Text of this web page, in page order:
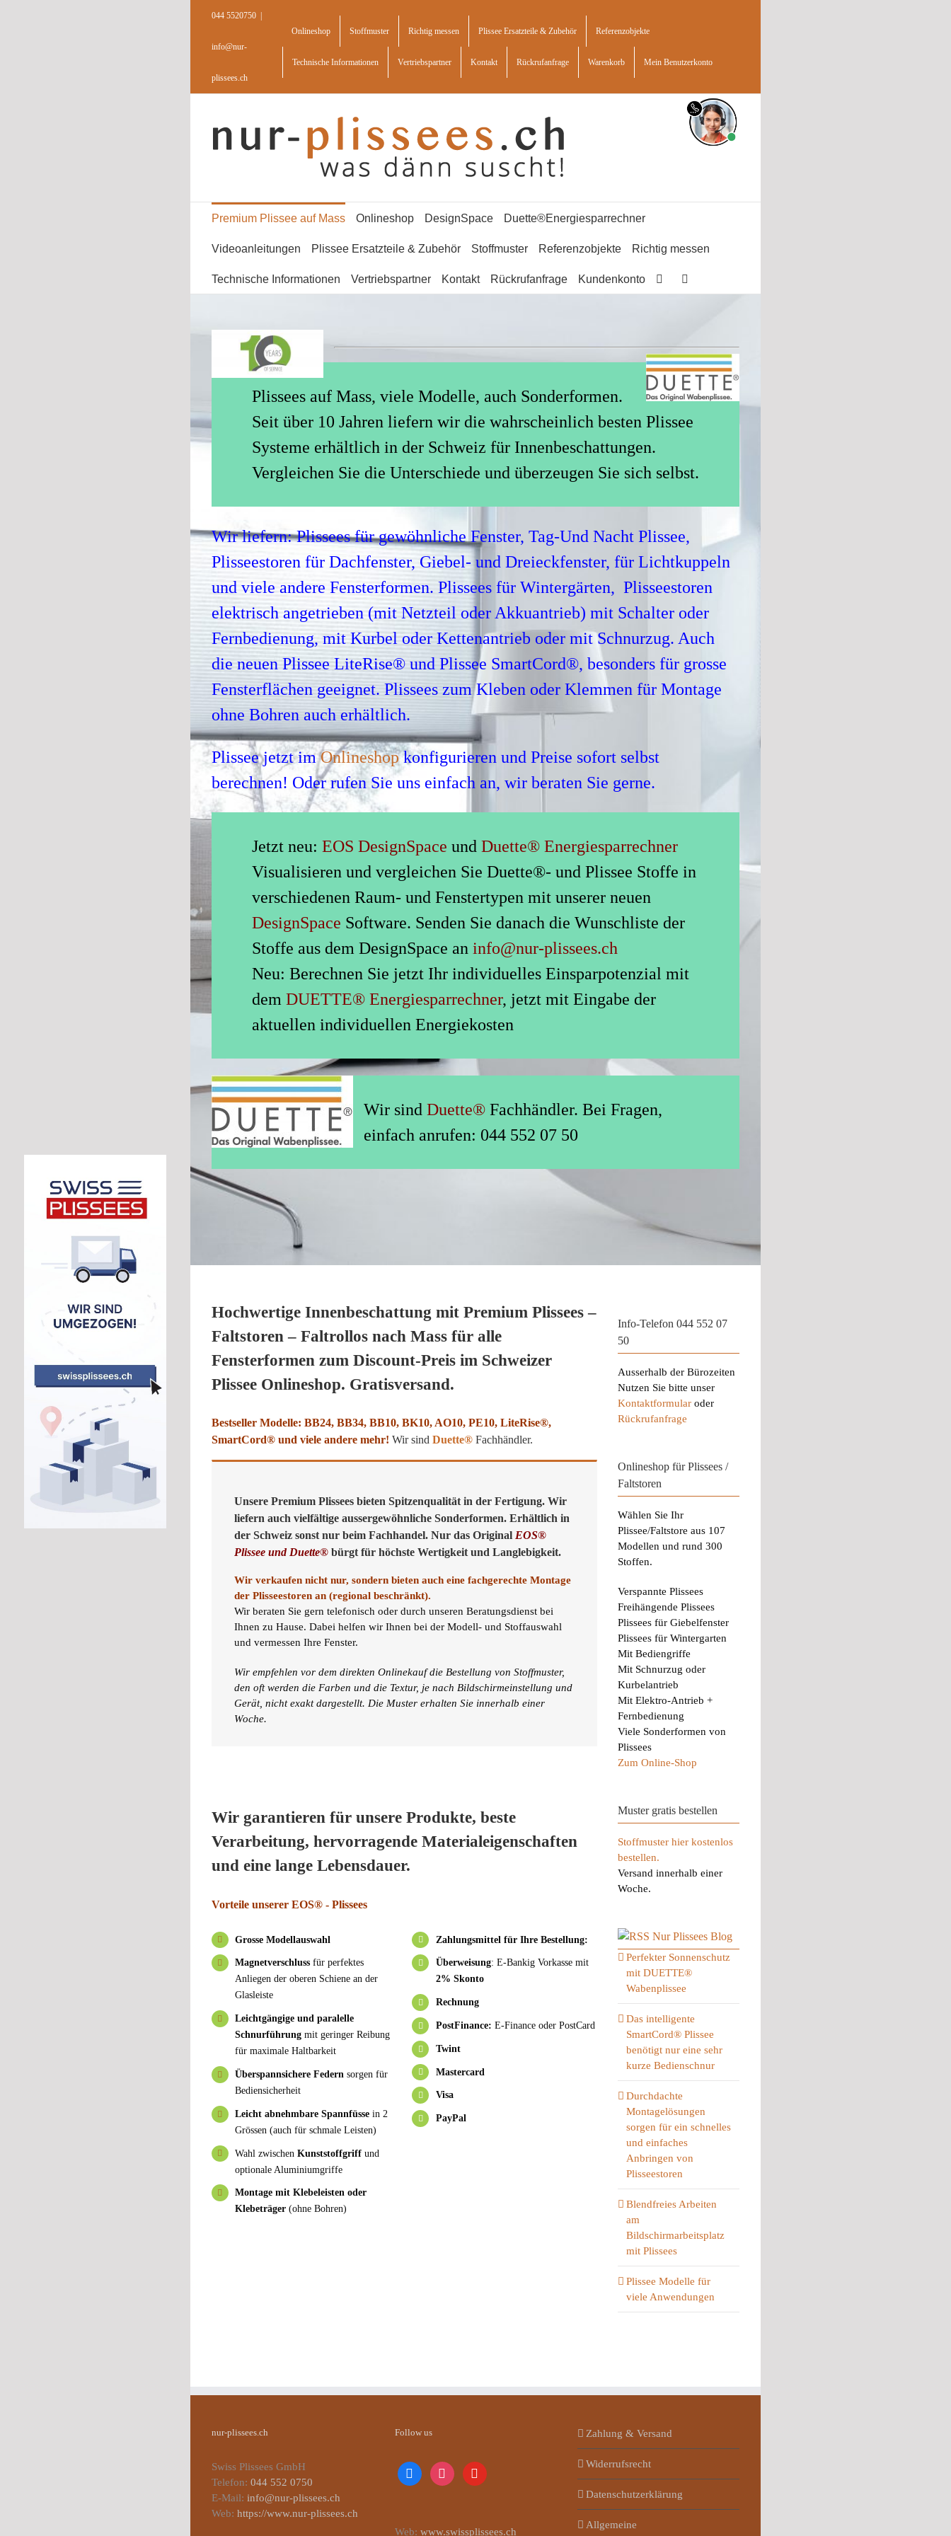
044 5520750
info@nur-
plissees.ch
Onlineshop Stoffmuster Richtig messen Plissee Ersatzteile & Zubehör Referenzobjekte
Technische Informationen Vertriebspartner Kontakt Rückrufanfrage Warenkorb Mein Benutzerkonto
Premium Plissee auf Mass Onlineshop DesignSpace Duette®Energiesparrechner
Videoanleitungen Plissee Ersatzteile & Zubehör Stoffmuster Referenzobjekte Richtig messen
Technische Informationen Vertriebspartner Kontakt Rückrufanfrage Kundenkonto
Plissees auf Mass, viele Modelle, auch Sonderformen.
Seit über 10 Jahren liefern wir die wahrscheinlich besten Plissee
Systeme erhältlich in der Schweiz für Innenbeschattungen.
Vergleichen Sie die Unterschiede und überzeugen Sie sich selbst.
Wir liefern: Plissees für gewöhnliche Fenster, Tag-Und Nacht Plissee,
Plisseestoren für Dachfenster, Giebel- und Dreieckfenster, für Lichtkuppeln
und viele andere Fensterformen. Plissees für Wintergärten, Plisseestoren
elektrisch angetrieben (mit Netzteil oder Akkuantrieb) mit Schalter oder
Fernbedienung, mit Kurbel oder Kettenantrieb oder mit Schnurzug. Auch
die neuen Plissee LiteRise® und Plissee SmartCord®, besonders für grosse
Fensterflächen geeignet. Plissees zum Kleben oder Klemmen für Montage
ohne Bohren auch erhältlich.
Plissee jetzt imOnlineshopkonfigurieren und Preise sofort selbst
berechnen! Oder rufen Sie uns einfach an, wir beraten Sie gerne.
Jetzt neu: EOS DesignSpace und Duette® Energiesparrechner
Visualisieren und vergleichen Sie Duette®- und Plissee Stoffe in
verschiedenen Raum- und Fenstertypen mit unserer neuen
DesignSpace Software. Senden Sie danach die Wunschliste der
Stoffe aus dem DesignSpace an info@nur-plissees.ch
Neu: Berechnen Sie jetzt Ihr individuelles Einsparpotenzial mit
dem DUETTE® Energiesparrechner, jetzt mit Eingabe der
aktuellen individuellen Energiekosten
Wir sind Duette®Fachhändler. Bei Fragen,
einfach anrufen: 044 552 07 50
Hochwertige Innenbeschattung mit Premium Plissees –
Faltstoren – Faltrollos nach Mass für alle
Fensterformen zum Discount-Preis im Schweizer
Plissee Onlineshop. Gratisversand.
Bestseller Modelle: BB24, BB34, BB10, BK10, AO10, PE10, LiteRise®,
SmartCord® und viele andere mehr! Wir sind Duette®Fachhändler.
Unsere Premium Plissees bieten Spitzenqualität in der Fertigung. Wir
liefern auch vielfältige aussergewöhnliche Sonderformen. Erhältlich in
der Schweiz sonst nur beim Fachhandel. Nur das OriginalEOS®
Plissee und Duette®bürgt für höchste Wertigkeit und Langlebigkeit.
Wir verkaufen nicht nur, sondern bieten auch eine fachgerechte Montage
der Plisseestoren an (regional beschränkt).
Wir beraten Sie gern telefonisch oder durch unseren Beratungsdienst bei
Ihnen zu Hause. Dabei helfen wir Ihnen bei der Modell- und Stoffauswahl
und vermessen Ihre Fenster.
Wir empfehlen vor dem direkten Onlinekauf die Bestellung von Stoffmuster,
den oft werden die Farben und die Textur, je nach Bildschirmeinstellung und
Gerät, nicht exakt dargestellt. Die Muster erhalten Sie innerhalb einer
Woche.
Wir garantieren für unsere Produkte, beste
Verarbeitung, hervorragende Materialeigenschaften
und eine lange Lebensdauer.
Vorteile unserer EOS® - Plissees
Grosse Modellauswahl
Magnetverschluss für perfektes
Anliegen der oberen Schiene an der
Glasleiste
Leichtgängige und paralelle
Schnurführung mit geringer Reibung
für maximale Haltbarkeit
Überspannsichere Federn sorgen für
Bediensicherheit
Leicht abnehmbare Spannfüsse in 2
Grössen (auch für schmale Leisten)
Wahl zwischenKunststoffgriff und
optionale Aluminiumgriffe
Montage mit Klebeleisten oder
Klebeträger (ohne Bohren)
Zahlungsmittel für Ihre Bestellung:
Überweisung: E-Bankig Vorkasse mit
2% Skonto
Rechnung
PostFinance: E-Finance oder PostCard
Twint
Mastercard
Visa
PayPal
Info-Telefon 044 552 07
50
Ausserhalb der Bürozeiten
Nutzen Sie bitte unser
Kontaktformular oder
Rückrufanfrage
Onlineshop für Plissees /
Faltstoren
Wählen Sie Ihr
Plissee/Faltstore aus 107
Modellen und rund 300
Stoffen.
Verspannte Plissees
Freihängende Plissees
Plissees für Giebelfenster
Plissees für Wintergarten
Mit Bediengriffe
Mit Schnurzug oder
Kurbelantrieb
Mit Elektro-Antrieb +
Fernbedienung
Viele Sonderformen von
Plissees
Zum Online-Shop
Muster gratis bestellen
Stoffmuster hier kostenlos
bestellen.
Versand innerhalb einer
Woche.
Nur Plissees Blog
Perfekter Sonnenschutz
mit DUETTE®
Wabenplissee
Das intelligente
SmartCord® Plissee
benötigt nur eine sehr
kurze Bedienschnur
Durchdachte
Montagelösungen
sorgen für ein schnelles
und einfaches
Anbringen von
Plisseestoren
Blendfreies Arbeiten
am
Bildschirmarbeitsplatz
mit Plissees
Plissee Modelle für
viele Anwendungen
nur-plissees.ch
Swiss Plissees GmbH
Telefon: 044 552 0750
E-Mail: info@nur-plissees.ch
Web: https://www.nur-plissees.ch
Follow us
facebookinstagramyoutube
Web: www.swissplissees.ch
Zahlung & Versand
Widerrufsrecht
Datenschutzerklärung
Allgemeine